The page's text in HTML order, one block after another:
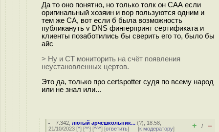
Да то оно понятно, но только толк он САА если
оригинальный хозяин и вор пользуются одним и
тем же СА, вот если б была возможность
публикануть v DNS фингерпринт сертификата и
клиенты позаботились бы сверить его то, было бы
айс
> Ну и CT мониторить на счёт появления
неустановленных цертов.
Это да, только про certspotter судя по всему народ
или нe знал или...
7.342 ,лютый арчешкольник... (?), 18:58,
21/10/2023 [^] [^^] [^^^] [ответить] [к модератору] + / –